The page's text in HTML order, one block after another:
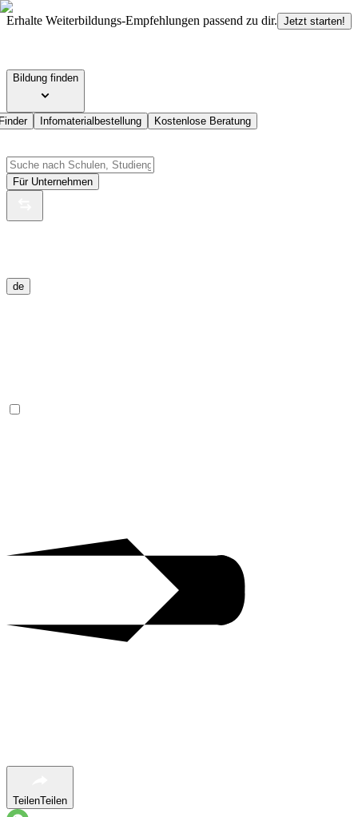
Erhalte Weiterbildungs-Empfehlungen passend zu dir. Jetzt starten!
Bildung finden
Infomaterialbestellung Kostenlose Beratung
Für Unternehmen
de
TeilenTeilen